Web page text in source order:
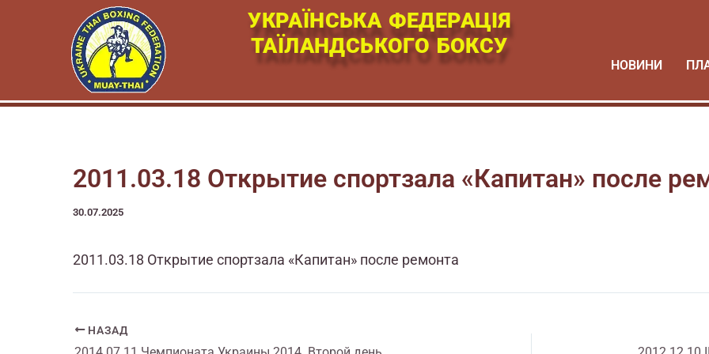
содержимому
УКРАЇНСЬКА ФЕДЕРАЦІЯ
ТАЇЛАНДСЬКОГО БОКСУ
НОВИНИ
2011.03.18 Открытие спортзала «Капитан» после
30.07.2025
2011.03.18 Открытие спортзала «Капитан» после ремонта
НАЗАД